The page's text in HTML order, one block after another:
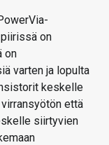
on
on
varten ja lopulta
keskelle
että
siirtyvien